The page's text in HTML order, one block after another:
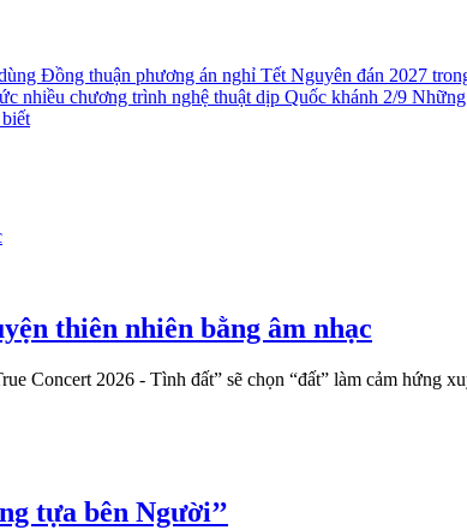
Đồng thuận phương án nghỉ Tết Nguyên đán 2027
nhiều chương trình nghệ thuật dịp Quốc khánh 2/9
thiên nhiên bằng âm nhạc
Concert 2026 - Tình đất” sẽ chọn “đất” làm cảm hứng
tựa bên Người’’